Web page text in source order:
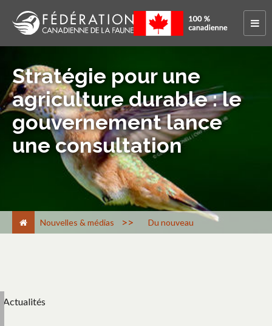
Stratégie pour une
agriculture durable : le
gouvernement lance
une consultation
Nouvelles & médias > Du nouveau
Actualités